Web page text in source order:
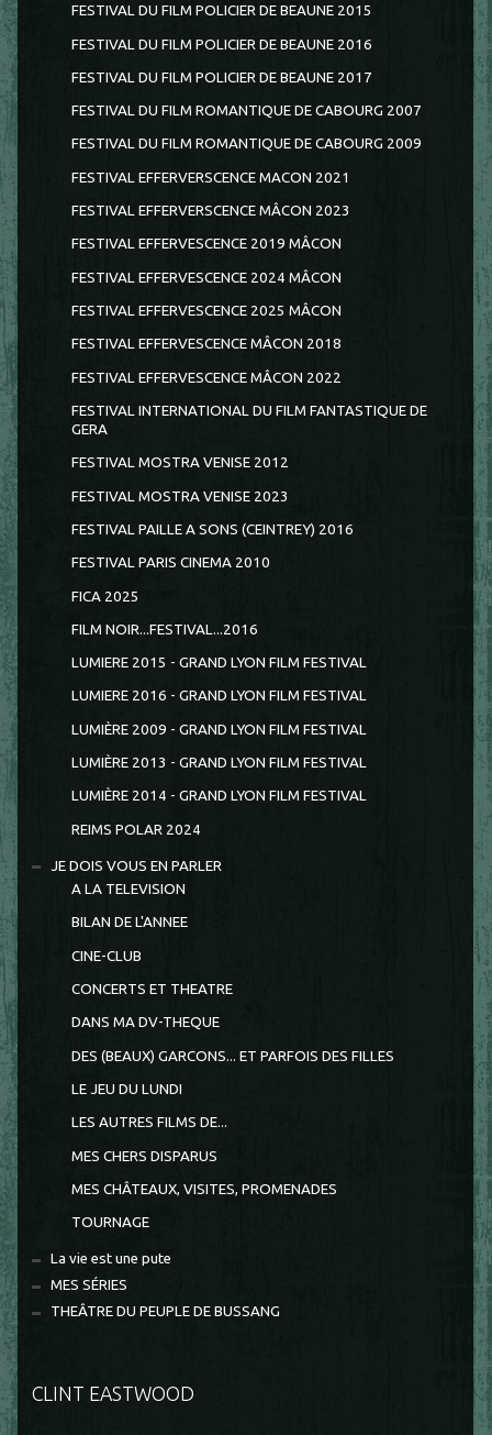
FESTIVAL DU FILM POLICIER DE BEAUNE 2015
FESTIVAL DU FILM POLICIER DE BEAUNE 2016
FESTIVAL DU FILM POLICIER DE BEAUNE 2017
FESTIVAL DU FILM ROMANTIQUE DE CABOURG 2007
FESTIVAL DU FILM ROMANTIQUE DE CABOURG 2009
FESTIVAL EFFERVERSCENCE MACON 2021
FESTIVAL EFFERVERSCENCE MÂCON 2023
FESTIVAL EFFERVESCENCE 2019 MÂCON
FESTIVAL EFFERVESCENCE 2024 MÂCON
FESTIVAL EFFERVESCENCE 2025 MÂCON
FESTIVAL EFFERVESCENCE MÂCON 2018
FESTIVAL EFFERVESCENCE MÂCON 2022
FESTIVAL INTERNATIONAL DU FILM FANTASTIQUE DE
GERA
FESTIVAL MOSTRA VENISE 2012
FESTIVAL MOSTRA VENISE 2023
FESTIVAL PAILLE A SONS (CEINTREY) 2016
FESTIVAL PARIS CINEMA 2010
FICA 2025
FILM NOIR...FESTIVAL...2016
LUMIERE 2015 - GRAND LYON FILM FESTIVAL
LUMIERE 2016 - GRAND LYON FILM FESTIVAL
LUMIÈRE 2009 - GRAND LYON FILM FESTIVAL
LUMIÈRE 2013 - GRAND LYON FILM FESTIVAL
LUMIÈRE 2014 - GRAND LYON FILM FESTIVAL
REIMS POLAR 2024
JE DOIS VOUS EN PARLER
A LA TELEVISION
BILAN DE L'ANNEE
CINE-CLUB
CONCERTS ET THEATRE
DANS MA DV-THEQUE
DES (BEAUX) GARCONS... ET PARFOIS DES FILLES
LE JEU DU LUNDI
LES AUTRES FILMS DE...
MES CHERS DISPARUS
MES CHÂTEAUX, VISITES, PROMENADES
TOURNAGE
La vie est une pute
MES SÉRIES
THEÂTRE DU PEUPLE DE BUSSANG
CLINT EASTWOOD